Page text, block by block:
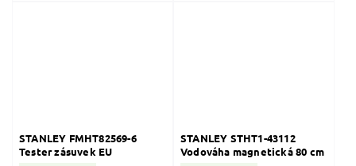
STANLEY FMHT82569-6
Tester zásuvek EU
STANLEY STHT1-43112
Vodováha magnetická 80 cm